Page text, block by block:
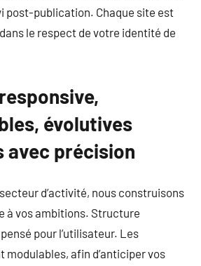
post-publication. Chaque site est
le respect de votre identité de
évolutives
avec précision
d’activité, nous construisons
à vos ambitions. Structure
pour l’utilisateur. Les
afin d’anticiper vos